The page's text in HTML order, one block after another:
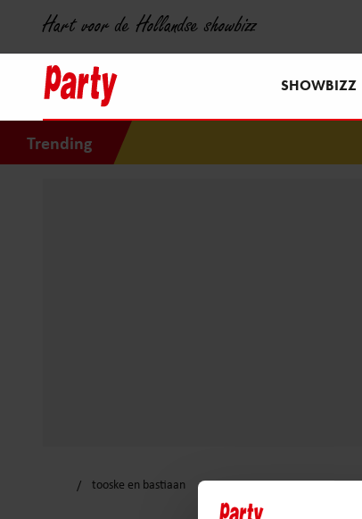
Hart voor de Hollandse showbizz
SHOWBIZZ
Trending
tooske en bastiaan